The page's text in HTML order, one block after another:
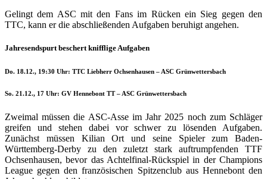
Gelingt dem ASC mit den Fans im Rücken ein Sieg gegen den
TTC, kann er die abschließenden Aufgaben beruhigt angehen.
Jahresendspurt beschert knifflige Aufgaben
Do. 18.12., 19:30 Uhr: TTC Liebherr Ochsenhausen – ASC Grünwettersbach
So. 21.12., 17 Uhr: GV Hennebont TT – ASC Grünwettersbach
Zweimal müssen die ASC-Asse im Jahr 2025 noch zum Schläger
greifen und stehen dabei vor schwer zu lösenden Aufgaben.
Zunächst müssen Kilian Ort und seine Spieler zum Baden-
Württemberg-Derby zu den zuletzt stark auftrumpfenden TTF
Ochsenhausen, bevor das Achtelfinal-Rückspiel in der Champions
League gegen den französischen Spitzenclub aus Hennebont den